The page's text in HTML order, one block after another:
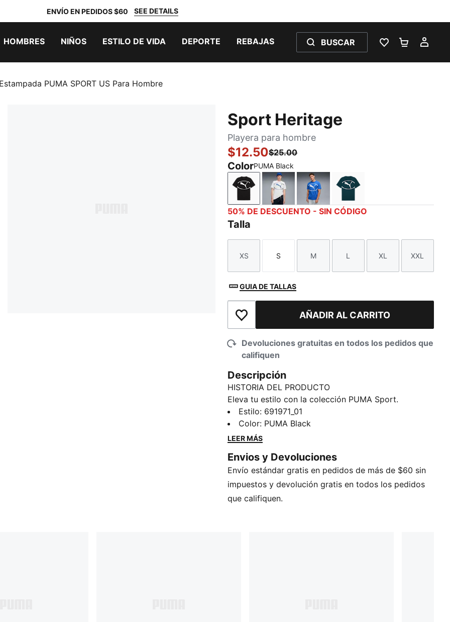
ENVÍO EN PEDIDOS $60 SEE DETAILS
HOMBRES NIÑOS ESTILO DE VIDA DEPORTE REBAJAS BUSCAR
LISTA DE
PUMA SPORT US Para Hombre
Sport Heritage
Playera para hombre
$12.50$25.00
ColorPUMA Black
PUMA BlackPUMA WhiteMountain Blue
50% DE DESCUENTO - SIN CÓDIGO
Talla
Talla
XS
Talla
S
Talla
M
Talla
L
Talla
XL
Talla
XXL
GUIA DE TALLAS
Añadir a la lista de deseosAÑADIR AL CARRITO
Devoluciones gratuitas en todos los pedidos que
califiquen
Descripción
HISTORIA DEL PRODUCTO
Eleva tu estilo con la colección PUMA Sport.
Inspiradas en el mundo de los deportes de motor,
estas prendas básicas informales son la combinación
perfecta de cultura deportiva y estilo urbano.
capucha, playeras, shorts y pants deportivos se
renuevan con detalles de ribetes y bloques de color,
para lograr un look fresco y fácil de combinar.
DETALLES
Estilo: 691971_01
Color: PUMA Black
LEER MÁS
Envios y Devoluciones
Envío estándar gratis en pedidos de más de $60 sin
impuestos y devolución gratis en todos los pedidos
que califiquen.